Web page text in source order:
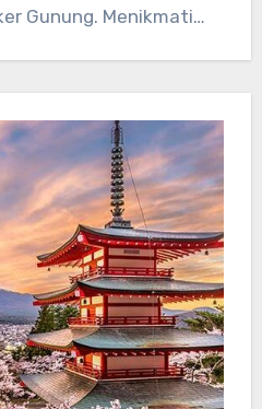
Gunung. Menikmati…